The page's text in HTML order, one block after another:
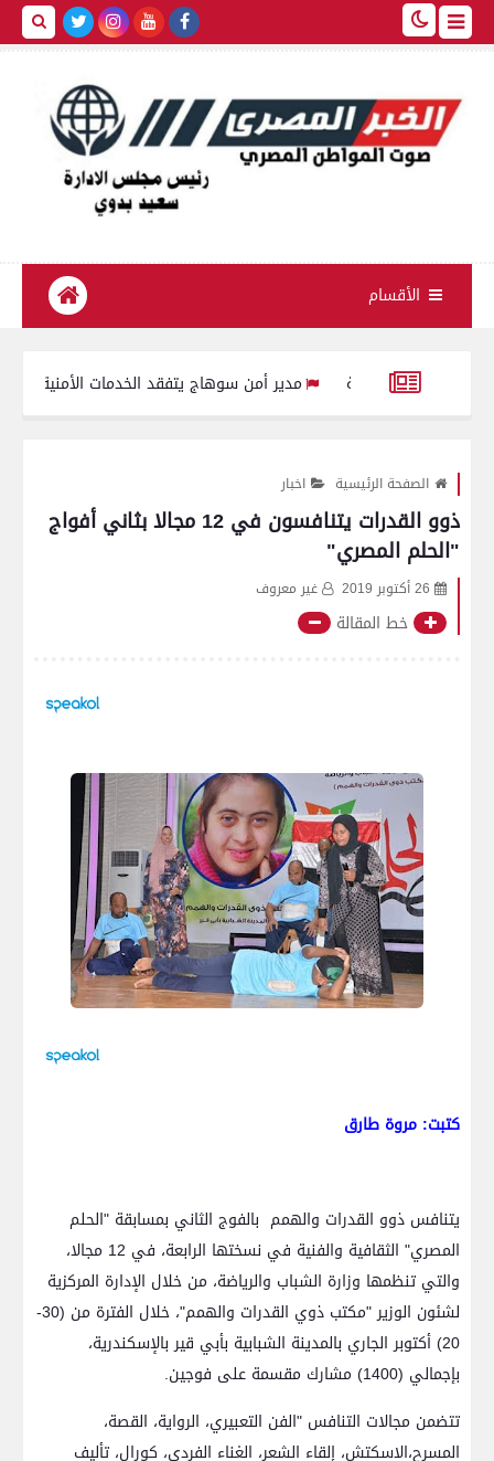
الأقسام
أولوية مدير أمن سوهاج يتفقد الخدمات الأمنية والارتكازات
الصفحة الرئيسية اخبار
ذوو القدرات يتنافسون في 12 مجالا بثاني أفواج
"الحلم المصري"
26 أكتوبر 2019 غير معروف
خط المقالة
كتبت: مروة طارق
يتنافس ذوو القدرات والهمم بالفوج الثاني بمسابقة "الحلم
المصري" الثقافية والفنية في نسختها الرابعة، في 12 مجالا،
والتي تنظمها وزارة الشباب والرياضة، من خلال الإدارة المركزية
لشئون الوزير "مكتب ذوي القدرات والهمم"، خلال الفترة من (30-
20) أكتوبر الجاري بالمدينة الشبابية بأبي قير بالإسكندرية،
بإجمالي (1400) مشارك مقسمة على فوجين.
تتضمن مجالات التنافس "الفن التعبيري، الرواية، القصة،
المسرح،الاسكتش، إلقاء الشعر، الغناء الفردي، كورال، تأليف